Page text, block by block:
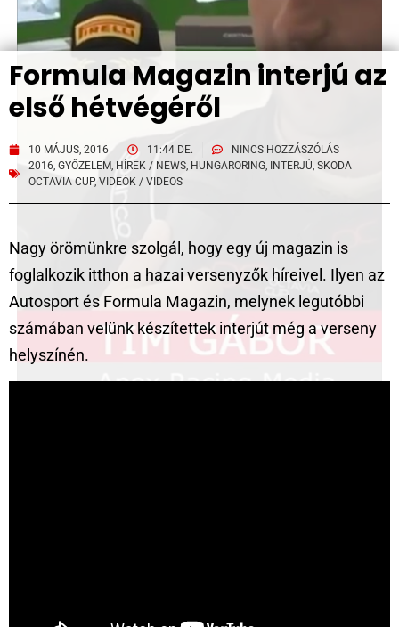
Formula Magazin interjú az
első hétvégéről
10 MÁJUS, 2016 11:44 DE.
NINCS HOZZÁSZÓLÁS
2016, GYŐZELEM, HÍREK / NEWS, HUNGARORING, INTERJÚ, SKODA
OCTAVIA CUP, VIDEÓK / VIDEOS
Nagy örömünkre szolgál, hogy egy új magazin is
foglalkozik itthon a hazai versenyzők híreivel. Ilyen az
Autosport és Formula Magazin, melynek legutóbbi
számában velünk készítettek interjút még a verseny
helyszínén.